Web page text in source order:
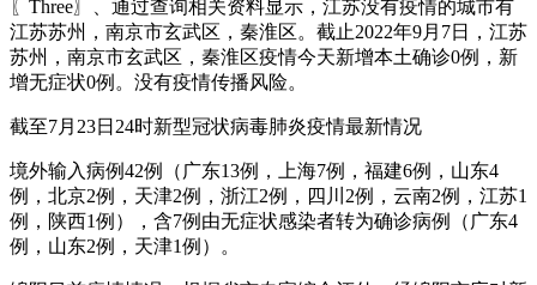
〖Three〗、通过查询相关资料显示，江苏没有疫情的城市有
江苏苏州，南京市玄武区，秦淮区。截止2022年9月7日，江苏
苏州，南京市玄武区，秦淮区疫情今天新增本土确诊0例，新
增无症状0例。没有疫情传播风险。
截至7月23日24时新型冠状病毒肺炎疫情最新情况
境外输入病例42例（广东13例，上海7例，福建6例，山东4
例，北京2例，天津2例，浙江2例，四川2例，云南2例，江苏1
例，陕西1例），含7例由无症状感染者转为确诊病例（广东4
例，山东2例，天津1例）。